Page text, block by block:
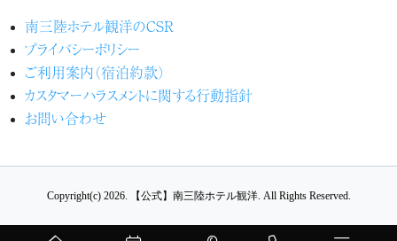
南三陸ホテル観洋のCSR
プライバシーポリシー
ご利用案内（宿泊約款）
カスタマーハラスメントに関する行動指針
お問い合わせ
Copyright(c) 2026. 【公式】南三陸ホテル観洋. All Rights Reserved.